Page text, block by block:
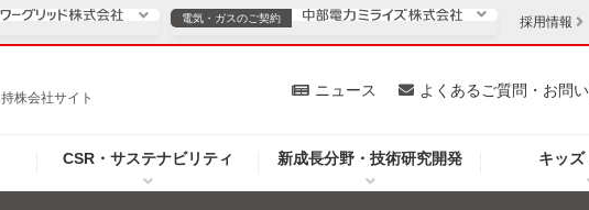
持株会社サイト
CSR・サステナビリティ 新成長分野・技術研究開発 キッズ
ニュース よくあるご質問・お問
ご案内 安定供給
電気・ガスのご契約
電気・ガスのご契約
個人のお客さま 法人のお
採用情報